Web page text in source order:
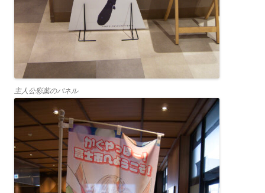
主人公彩葉のパネル